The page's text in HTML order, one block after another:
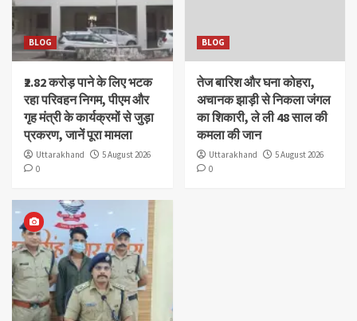
BLOG
₹2.82 करोड़ पाने के लिए भटक
रहा परिवहन निगम, पीएम और
गृह मंत्री के कार्यक्रमों से जुड़ा
प्रकरण, जानें पूरा मामला
Uttarakhand
5 August 2026
0
BLOG
तेज बारिश और घना कोहरा,
अचानक झाड़ी से निकला जंगल
का शिकारी, ले ली 48 साल की
कमला की जान
Uttarakhand
5 August 2026
0